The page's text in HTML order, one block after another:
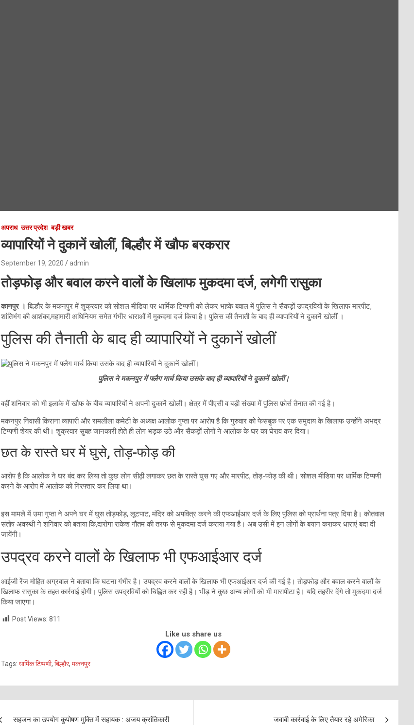
अपराध उत्तर प्रदेश बड़ी खबर
व्यापारियों ने दुकानें खोलीं, बिल्हौर में खौफ बरकरार
September 19, 2020 admin
तोड़फोड़ और बवाल करने वालों के खिलाफ मुकदमा दर्ज, लगेगी रासुका
कानपुर । बिल्हौर के मकनपुर में शुक्रवार को सोशल मीडिया पर धार्मिक टिप्पणी को लेकर भहके बवाल में पुलिस ने सैकड़ों उपद्रवियों के खिलाफ मारपीट,
शांतिभंग की आशंका,महामारी अधिनियम समेत गंभीर धाराओं में मुकदमा दर्ज किया है। पुलिस की तैनाती के बाद ही व्यापारियों ने दुकानें खोलीं ।
पुलिस की तैनाती के बाद ही व्यापारियों ने दुकानें खोलीं
पुलिस ने मकनपुर में फ्लैग मार्च किया उसके बाद ही व्यापारियों ने दुकानें खोलीं।
वहीं शनिवार को भी इलाके में खौफ के बीच व्यापारियों ने अपनी दुकानें खोली। क्षेत्र में पीएसी व बड़ी संख्या में पुलिस फ़ोर्स तैनात की गई है।
मकनपुर निवासी किराना व्यापारी और रामलीला कमेटी के अध्यक्ष आलोक गुप्ता पर आरोप है कि गुरुवार को फेसबुक पर एक समुदाय के खिलाफ उन्होंने अभद्र
टिप्पणी शेयर की थी। शुक्रवार सुबह जानकारी होते ही लोग भड़क उठे और सैकड़ों लोगों ने आलोक के घर का घेराव कर दिया।
छत के रास्ते घर में घुसे, तोड़-फोड़ की
आरोप है कि आलोक ने घर बंद कर लिया तो कुछ लोग सीढ़ी लगाकर छत के रास्ते घुस गए और मारपीट, तोड़-फोड़ की थी। सोशल मीडिया पर धार्मिक टिप्पणी
करने के आरोप में आलोक को गिरफ्तार कर लिया था।
इस मामले में उमा गुप्ता ने अपने घर में घुस तोड़फोड़, लूटपाट, मंदिर को अपवित्र करने की एफआईआर दर्ज के लिए पुलिस को प्रार्थना पत्र दिया है। कोतवाल
संतोष अवस्थी ने शनिवार को बताया कि,दारोगा राकेश गौतम की तरफ से मुकदमा दर्ज कराया गया है। अब उसी में इन लोगों के बयान कराकर धाराएं बदा दी
जायेंगी।
उपद्रव करने वालों के खिलाफ भी एफआईआर दर्ज
आईजी रेंज मोहित अग्रवाल ने बताया कि घटना गंभीर है। उपद्रव करने वालों के खिलाफ भी एफआईआर दर्ज की गई है। तोड़फोड़ और बवाल करने वालों के
खिलाफ रासुका के तहत कार्रवाई होगी। पुलिस उपद्रवियों को चिह्नित कर रही है। भीड़ ने कुछ अन्य लोगों को भी मारापीटा है। यदि तहरीर देंगे तो मुकदमा दर्ज
किया जाएगा।
Post Views: 811
Like us share us
Tags: धार्मिक टिप्पणी, बिल्हौर, मकनपुर
सहजन का उपयोग कुपोषण मुक्ति में सहायक : अजय क्रांतिकारी जवाबी कार्रवाई के लिए तैयार रहे अमेरिका